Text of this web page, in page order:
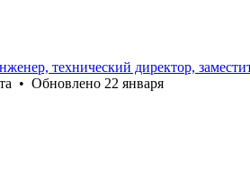
технический директор,
• Обновлено 22 января